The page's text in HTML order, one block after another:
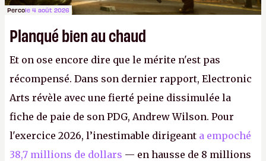
Percole 4 août 2026
Planqué bien au chaud
Et on ose encore dire que le mérite n'est pas
récompensé. Dans son dernier rapport, Electronic
Arts révèle avec une fierté peine dissimulée la
fiche de paie de son PDG, Andrew Wilson. Pour
l'exercice 2026, l’inestimable dirigeant a empoché
38,7 millions de dollars — en hausse de 8 millions